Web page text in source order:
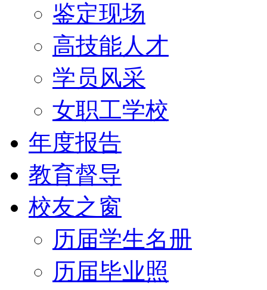
鉴定现场
高技能人才
学员风采
女职工学校
年度报告
教育督导
校友之窗
历届学生名册
历届毕业照